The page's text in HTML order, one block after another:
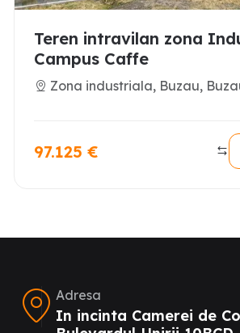
Teren intravilan zona
Campus Caffe
Zona industriala, Buzau,
97.125 €
Adresa
In incinta Camerei de